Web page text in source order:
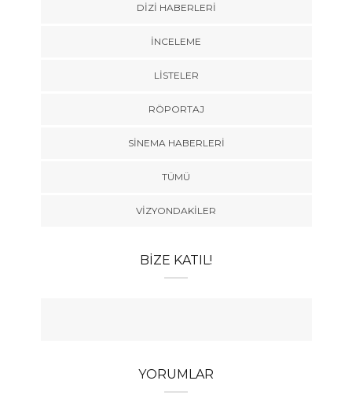
DIZI HABERLERI
İNCELEME
LISTELER
RÖPORTAJ
SINEMA HABERLERI
TÜMÜ
VIZYONDAKILER
BIZE KATIL!
YORUMLAR